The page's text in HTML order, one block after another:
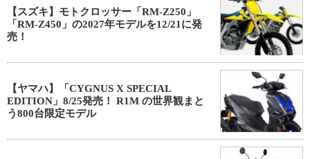
【スズキ】モトクロッサー「RM-Z250」
「RM-Z450」の2027年モデルを12/21に発
売！
【ヤマハ】「CYGNUS X SPECIAL
EDITION」8/25発売！ R1M の世界観まと
う800台限定モデル